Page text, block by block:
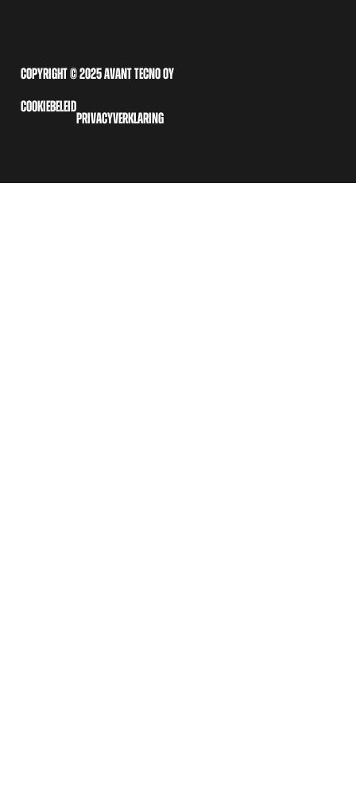
COPYRIGHT © 2025 AVANT TECNO OY
COOKIEBELEID
PRIVACYVERKLARING